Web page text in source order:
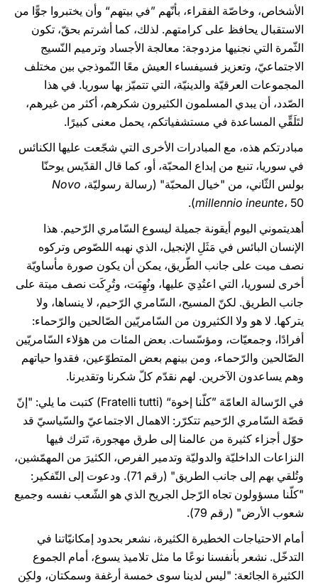
الأشخاص، وخاصّة الفقراء، بأنّهم ”في بيتهم“ وأن يختبروا جوًّا من
الاستقبال يحافظ على كرامتهم. لذلك، كما أشرتم بحقّ، تكون
الثّمرة التي نجنيها مزدوجة: معالجة الأجساد وترميم النّسيج
الاجتماعيّ، وتعزيز فسيفساء العيش معًا النّموذجي بين مختلف
المجموعات العرقيّة والدينيّة، التي تتميّز بها سوريا. في هذا
الصّدد، أن يبدي المسلمون الكثيرون شكرهم، أكثر من غيرهم،
لتَلَقِّي المساعدة في مستشفياتكم، يحمل معنى كبيرًا.
مبادرتكم هذه، مع المبادرات الأخرى التي شجّعت عليها الكنائس
في سوريا، تنبع من إبداع المحبّة، أو، كما قال القدّيس يوحنّا
بولس الثّاني، من "خيال المحبّة" (رسالة رسوليّة، Novo
millennio ineunte، 50).
أهديتموني اليوم أيقونة جميلة ليسوع السّامري الرّحيم. هذا
الإنسان البائس في مَثَلِ الإنجيل، الذي نهبه اللصّوص وتركوه
نصف ميت على جانب الطّريق، يمكن أن يكون صورة مأساويّة
أخرى لسوريا، التي اعتُدِيَ عليها، ونُهِبَت، وتُرِكَت نصف ميتة على
جانب الطريق. لكنّ المسيح، السّامري الرّحيم، لا ينساها، ولا
يتركها. لا هو ولا الكثيرون من السّامريّين الصّالحين والرّحماء:
أفرادًا، وجمعيّات، ومؤسّسات. بعض المئات من هؤلاء السّامريّين
الصّالحين والرّحماء، ومن بينهم بعض المتطوّعين، فقدوا حياتهم
وهم يساعدون الآخرين. لهم نقدّم كلّ شكرنا وتقديرنا.
في الرّسالة العامّة ”كلّنا إخوة“ (Fratelli tutti) كتبت ما يلي: "إنّ
قصّة السّامري الرّحيم تتكرّر: الاهمال الاجتماعيّ والسّياسيّ قد
حوّل أجزاء كثيرة من عالمنا إلى طرق مهجورة، تَترك فيها
النزاعات الداخليّة والدوليّة وتدمير الفرص، الكثيرَ من المهمّشين،
وتُلقي بهم إلى جانب الطريق" (رقم 71). ودعوت إلى التّفكير:
"كلّنا مسؤولون تجاه الرّجل الجريح الذي هو الشّعب نفسه وجميع
شعوب الأرض" (رقم 79).
أمام الاحتياجات الخطيرة الكثيرة، نشعر بحدود إمكانيّاتنا في
التدخّل. نشعر بأنفسنا نوعًا ما مثل تلاميذ يسوع، أمام الجموع
الكثيرة الجائعة: "ليس لدينا سوى خمسة أرغفة وسمكتان، ولكِن